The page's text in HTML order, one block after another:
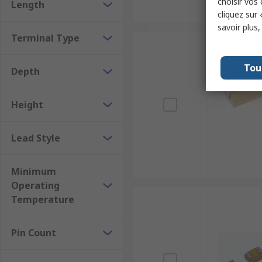
Length
Terminal Type
Depth
Height
Lead Style
Minimum
Operating
Temperature
Pin Count
cliquez sur
savoir